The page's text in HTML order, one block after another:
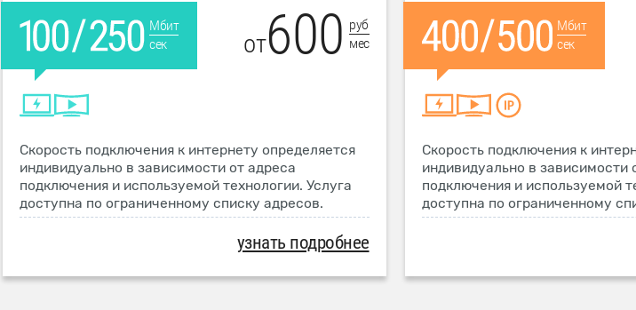
Мбит
сек
от600 руб
мес
Скорость подключения к интернету определяется
индивидуально в зависимости от адреса
подключения и используемой технологии. Услуга
доступна по ограниченному списку адресов.
узнать подробнее
Мбит
сек
Скорость подключения к
индивидуально в зависимости
подключения и используемой
доступна по ограниченному